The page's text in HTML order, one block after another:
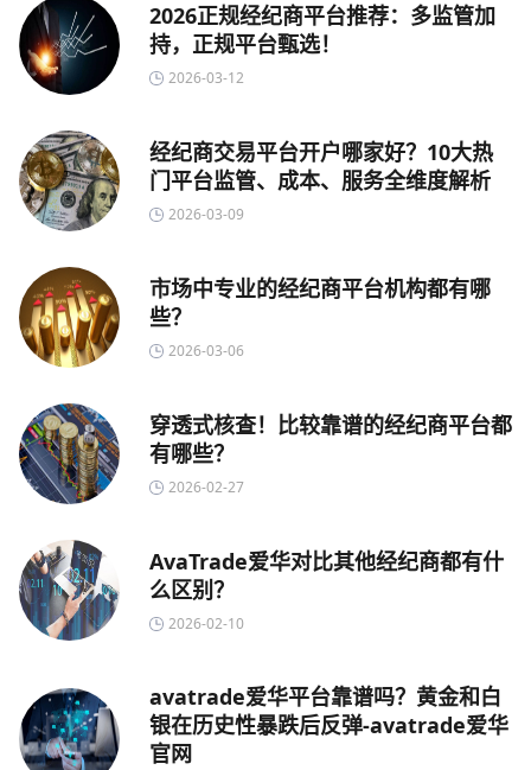
2026正规经纪商平台推荐：多监管加
持，正规平台甄选！
2026-03-12
经纪商交易平台开户哪家好？10大热
门平台监管、成本、服务全维度解析
2026-03-09
市场中专业的经纪商平台机构都有哪
些？
2026-03-06
穿透式核查！比较靠谱的经纪商平台都
有哪些？
2026-02-27
AvaTrade爱华对比其他经纪商都有什
么区别？
2026-02-10
avatrade爱华平台靠谱吗？黄金和白
银在历史性暴跌后反弹-avatrade爱华
官网